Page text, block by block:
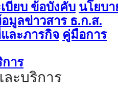
บียบ ข้อบังคับ นโยบา
อมูลข่าวสาร ธ.ก.ส.
ละภารกิจ คู่มือการ
าร
ะบริการ